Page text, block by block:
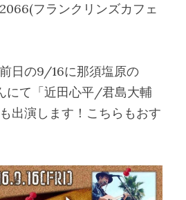
フランクリンズカフェ
日の9/16に那須塩原の
にて「近田心平/君島大輔
出演します！こちらもおす